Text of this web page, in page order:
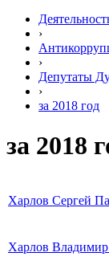
›
›
Депутаты
›
за 2018 год
за 2018
Харлов Сергей
Харлов